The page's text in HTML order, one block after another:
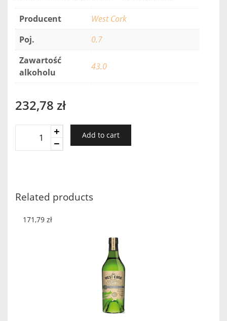
Producent
West Cork
Poj.
0.7
Zawartość
alkoholu
43.0
232,78 zł
Malt
quantity
Add to cart
Related products
171,79 zł